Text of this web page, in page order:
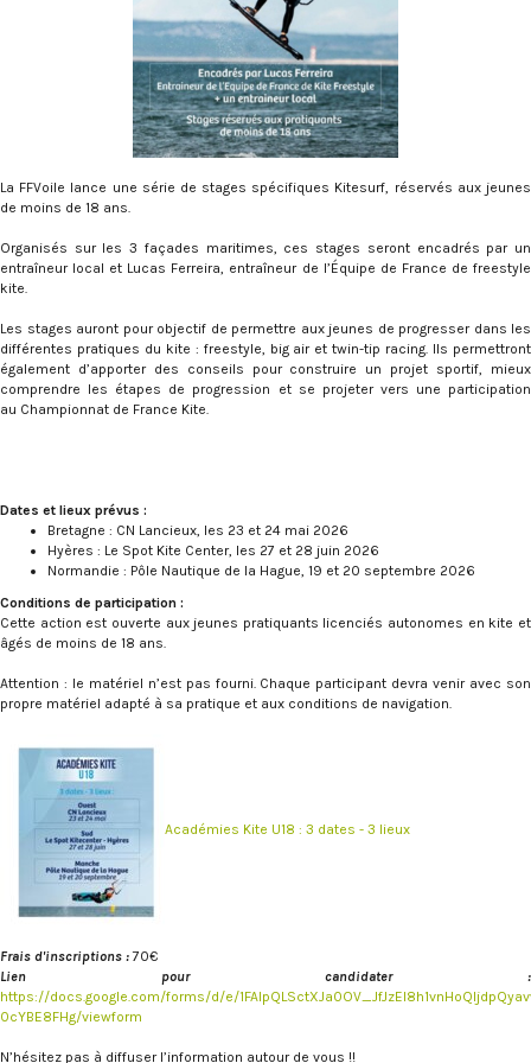
La FFVoile lance une série de stages spécifiques Kitesurf, réservés aux jeunes
de moins de 18 ans.
Organisés sur les 3 façades maritimes, ces stages seront encadrés par un
entraîneur local et Lucas Ferreira, entraîneur de l’Équipe de France de freestyle
kite.
Les stages auront pour objectif de permettre aux jeunes de progresser dans les
différentes pratiques du kite : freestyle, big air et twin-tip racing. Ils permettront
également d’apporter des conseils pour construire un projet sportif, mieux
comprendre les étapes de progression et se projeter vers une participation
au Championnat de France Kite.
Dates et lieux prévus :
Bretagne : CN Lancieux, les 23 et 24 mai 2026
Hyères : Le Spot Kite Center, les 27 et 28 juin 2026
Normandie : Pôle Nautique de la Hague, 19 et 20 septembre 2026
Conditions de participation :
Cette action est ouverte aux jeunes pratiquants licenciés autonomes en kite et
âgés de moins de 18 ans.
Attention : le matériel n’est pas fourni. Chaque participant devra venir avec son
propre matériel adapté à sa pratique et aux conditions de navigation.
Académies Kite U18 : 3 dates - 3 lieux
Frais d'inscriptions :70€
Lien pour candidater :
https://docs.google.com/forms/d/e/
0cYBE8FHg/viewform
N’hésitez pas à diffuser l’information autour de vous !!